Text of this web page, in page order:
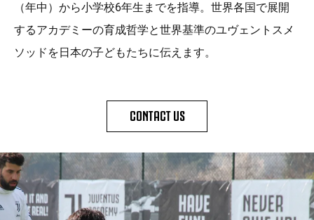
（年中）から小学校6年生までを指導。世界各国で展開
するアカデミーの育成哲学と世界基準のユヴェントスメ
ソッドを日本の子どもたちに伝えます。
CONTACT US